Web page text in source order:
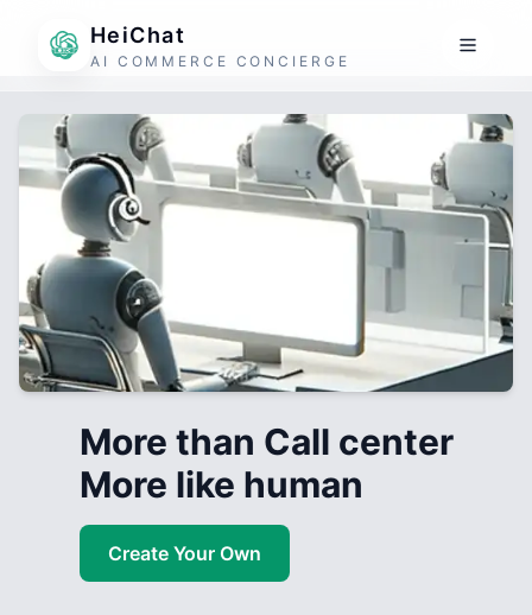
HeiChat
AI COMMERCE CONCIERGE
More than Call center
More like human
Create Your Own